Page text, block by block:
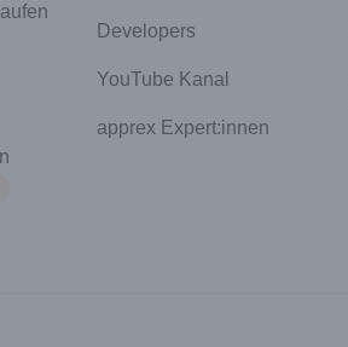
Developers
YouTube Kanal
apprex Expert:innen